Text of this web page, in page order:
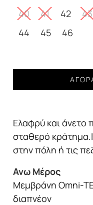
40 41 42
43
44
45 46
Waterproof
μαύρο
ανδρικό
Ελαφρύ και άνετο
σταθερό
στην πόλη ή τις
Ανω Μέρος
Μεμβράνη Omni-
διαπνέον